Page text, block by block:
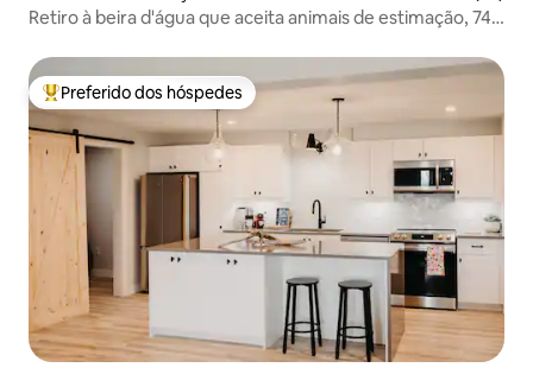
Retiro à beira d'água que aceita animais de estimação, 74
Entre os melhores preferidos dos hóspedes
Preferido dos hóspedes